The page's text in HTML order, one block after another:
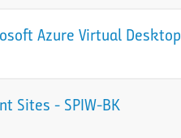
Azure Virtual Desktop
Sites - SPIW-BK